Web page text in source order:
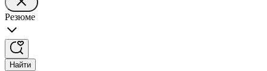
Резюме
Найти